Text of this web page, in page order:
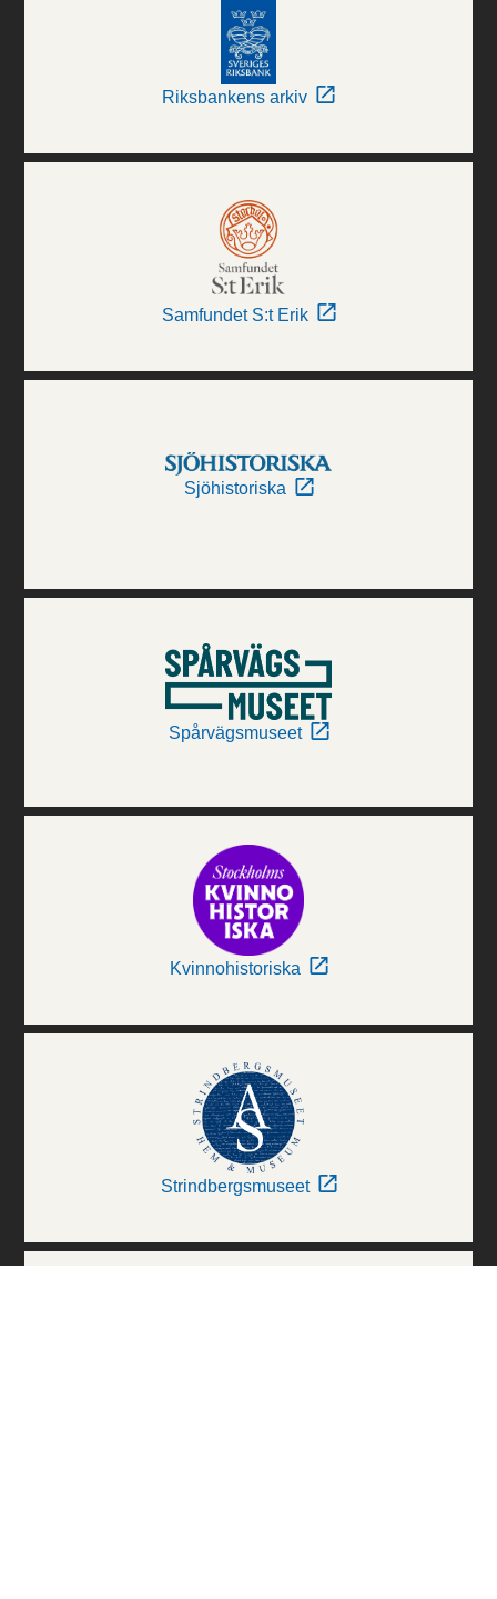
Riksbankens arkiv
Samfundet S:t Erik
Sjöhistoriska
Spårvägsmuseet
Kvinnohistoriska
Strindbergsmuseet